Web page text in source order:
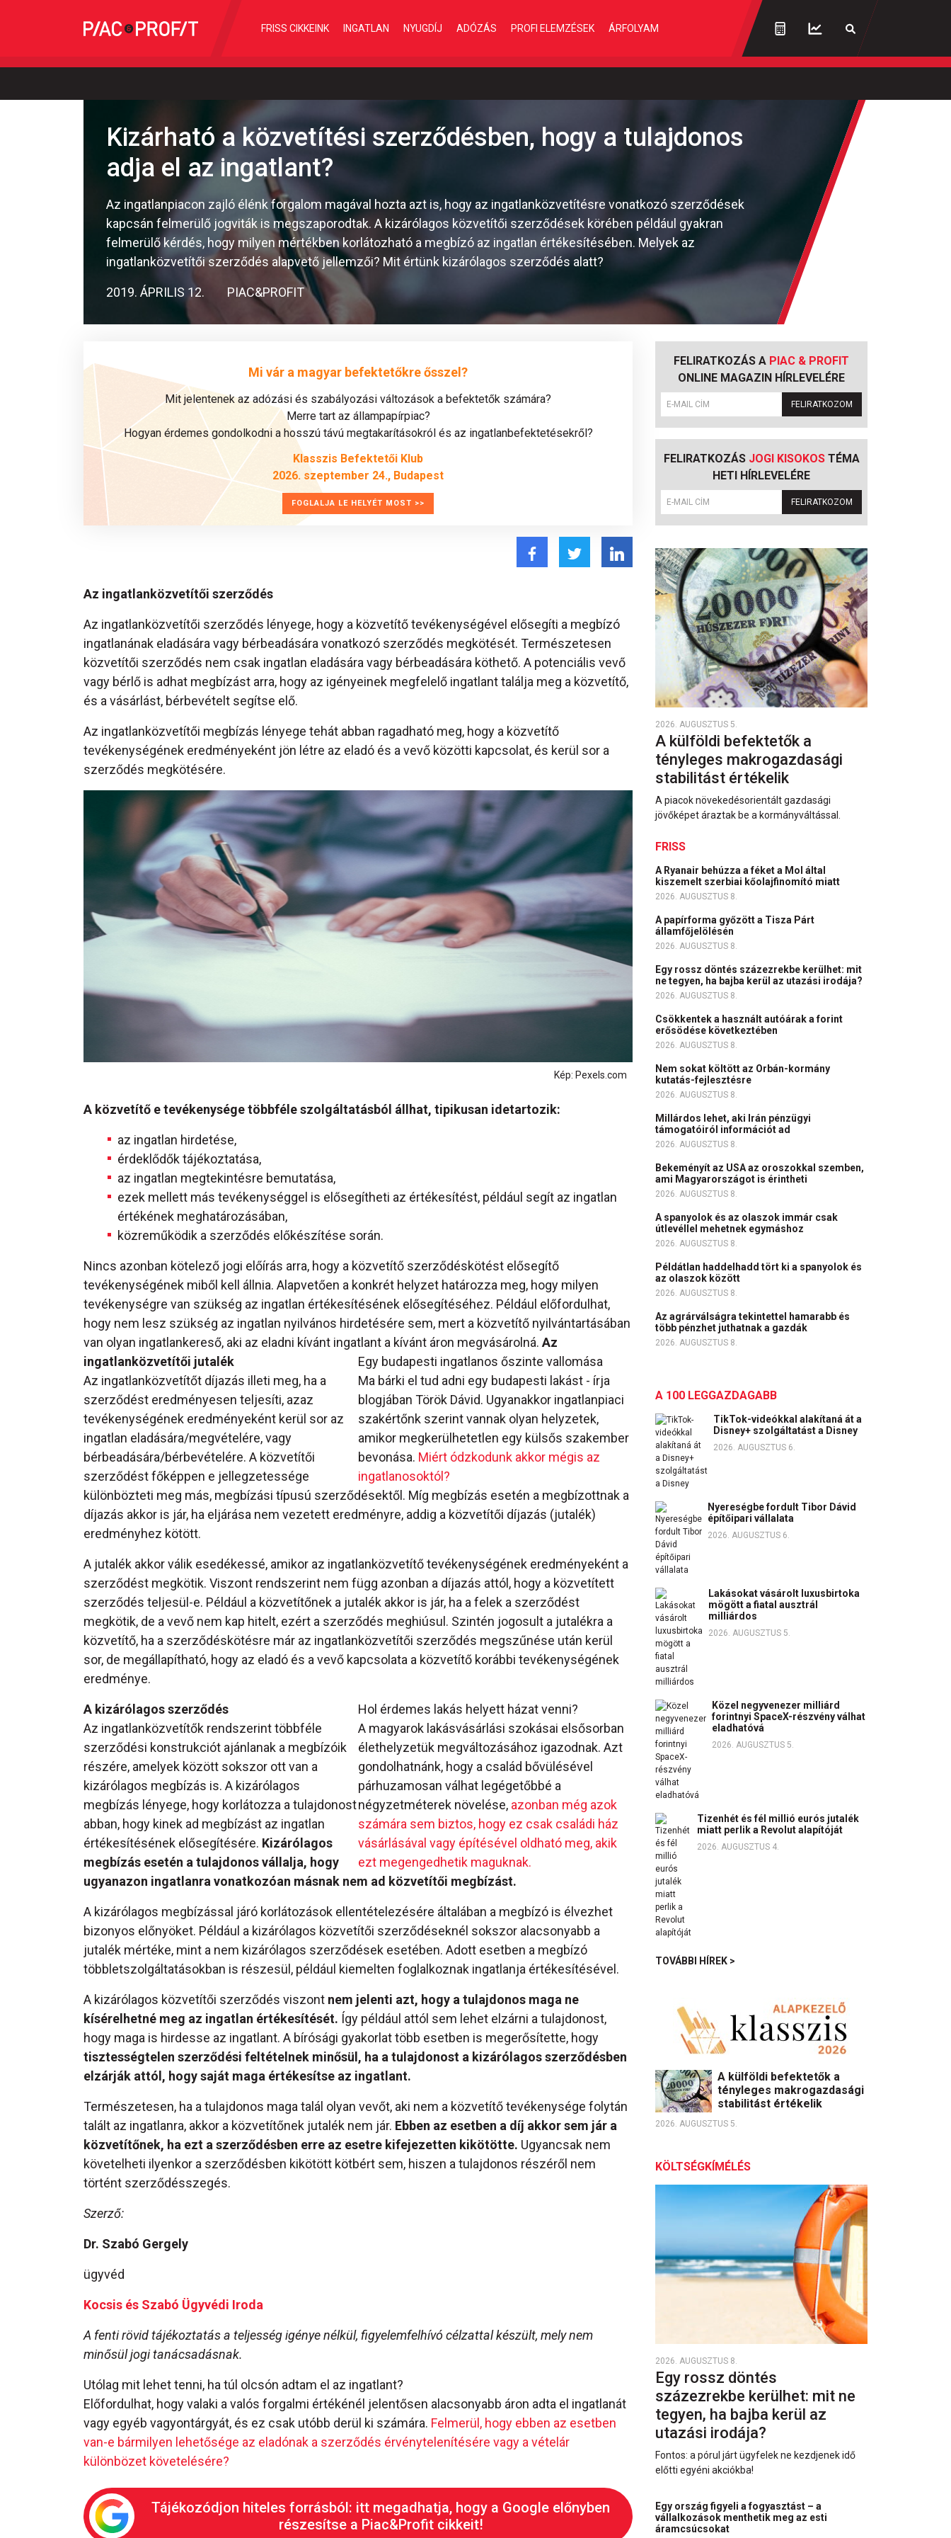
FRISS CIKKEINK INGATLAN NYUGDÍJ ADÓZÁS PROFI ELEMZÉSEK ÁRFOLYAM
Kizárható a közvetítési szerződésben, hogy a tulajdonos
adja el az ingatlant?
Az ingatlanpiacon zajló élénk forgalom magával hozta azt is, hogy az ingatlanközvetítésre vonatkozó szerződések
kapcsán felmerülő jogviták is megszaporodtak. A kizárólagos közvetítői szerződések körében például gyakran
felmerülő kérdés, hogy milyen mértékben korlátozható a megbízó az ingatlan értékesítésében. Melyek az
ingatlanközvetítői szerződés alapvető jellemzői? Mit értünk kizárólagos szerződés alatt?
2019. ÁPRILIS 12. PIAC&PROFIT
Mi vár a magyar befektetőkre ősszel?
Mit jelentenek az adózási és szabályozási változások a befektetők számára?
Merre tart az állampapírpiac?
Hogyan érdemes gondolkodni a hosszú távú megtakarításokról és az ingatlanbefektetésekről?
Klasszis Befektetői Klub
2026. szeptember 24., Budapest
FOGLALJA LE HELYÉT MOST >>
Az ingatlanközvetítői szerződés
Az ingatlanközvetítői szerződés lényege, hogy a közvetítő tevékenységével elősegíti a megbízó
ingatlanának eladására vagy bérbeadására vonatkozó szerződés megkötését. Természetesen
közvetítői szerződés nem csak ingatlan eladására vagy bérbeadására köthető. A potenciális vevő
vagy bérlő is adhat megbízást arra, hogy az igényeinek megfelelő ingatlant találja meg a közvetítő,
és a vásárlást, bérbevételt segítse elő.
Az ingatlanközvetítői megbízás lényege tehát abban ragadható meg, hogy a közvetítő
tevékenységének eredményeként jön létre az eladó és a vevő közötti kapcsolat, és kerül sor a
szerződés megkötésére.
Kép: Pexels.com
A közvetítő e tevékenysége többféle szolgáltatásból állhat, tipikusan idetartozik:
az ingatlan hirdetése,
érdeklődők tájékoztatása,
az ingatlan megtekintésre bemutatása,
ezek mellett más tevékenységgel is elősegítheti az értékesítést, például segít az ingatlan
értékének meghatározásában,
közreműködik a szerződés előkészítése során.
Nincs azonban kötelező jogi előírás arra, hogy a közvetítő szerződéskötést elősegítő
tevékenységének miből kell állnia. Alapvetően a konkrét helyzet határozza meg, hogy milyen
tevékenységre van szükség az ingatlan értékesítésének elősegítéséhez. Például előfordulhat,
hogy nem lesz szükség az ingatlan nyilvános hirdetésére sem, mert a közvetítő nyilvántartásában
van olyan ingatlankereső, aki az eladni kívánt ingatlant a kívánt áron megvásárolná.
Egy budapesti ingatlanos őszinte vallomása
Ma bárki el tud adni egy budapesti lakást - írja
blogjában Török Dávid. Ugyanakkor ingatlanpiaci
szakértőnk szerint vannak olyan helyzetek,
amikor megkerülhetetlen egy külsős szakember
bevonása. Miért ódzkodunk akkor mégis az
ingatlanosoktól?
Az
ingatlanközvetítői jutalék
Az ingatlanközvetítőt díjazás illeti meg, ha a
szerződést eredményesen teljesíti, azaz
tevékenységének eredményeként kerül sor az
ingatlan eladására/megvételére, vagy
bérbeadására/bérbevételére. A közvetítői
szerződést főképpen e jellegzetessége
különbözteti meg más, megbízási típusú szerződésektől. Míg megbízás esetén a megbízottnak a
díjazás akkor is jár, ha eljárása nem vezetett eredményre, addig a közvetítői díjazás (jutalék)
eredményhez kötött.
A jutalék akkor válik esedékessé, amikor az ingatlanközvetítő tevékenységének eredményeként a
szerződést megkötik. Viszont rendszerint nem függ azonban a díjazás attól, hogy a közvetített
szerződés teljesül-e. Például a közvetítőnek a jutalék akkor is jár, ha a felek a szerződést
megkötik, de a vevő nem kap hitelt, ezért a szerződés meghiúsul. Szintén jogosult a jutalékra a
közvetítő, ha a szerződéskötésre már az ingatlanközvetítői szerződés megszűnése után kerül
sor, de megállapítható, hogy az eladó és a vevő kapcsolata a közvetítő korábbi tevékenységének
eredménye.
Hol érdemes lakás helyett házat venni?
A magyarok lakásvásárlási szokásai elsősorban
élethelyzetük megváltozásához igazodnak. Azt
gondolhatnánk, hogy a család bővülésével
párhuzamosan válhat legégetőbbé a
négyzetméterek növelése, azonban még azok
számára sem biztos, hogy ez csak családi ház
vásárlásával vagy építésével oldható meg, akik
ezt megengedhetik maguknak.
A kizárólagos szerződés
Az ingatlanközvetítők rendszerint többféle
szerződési konstrukciót ajánlanak a megbízóik
részére, amelyek között sokszor ott van a
kizárólagos megbízás is. A kizárólagos
megbízás lényege, hogy korlátozza a tulajdonost
abban, hogy kinek ad megbízást az ingatlan
értékesítésének elősegítésére. Kizárólagos
megbízás esetén a tulajdonos vállalja, hogy
ugyanazon ingatlanra vonatkozóan másnak nem ad közvetítői megbízást.
A kizárólagos megbízással járó korlátozások ellentételezésére általában a megbízó is élvezhet
bizonyos előnyöket. Például a kizárólagos közvetítői szerződéseknél sokszor alacsonyabb a
jutalék mértéke, mint a nem kizárólagos szerződések esetében. Adott esetben a megbízó
többletszolgáltatásokban is részesül, például kiemelten foglalkoznak ingatlanja értékesítésével.
A kizárólagos közvetítői szerződés viszont nem jelenti azt, hogy a tulajdonos maga ne
kísérelhetné meg az ingatlan értékesítését. Így például attól sem lehet elzárni a tulajdonost,
hogy maga is hirdesse az ingatlant. A bírósági gyakorlat több esetben is megerősítette, hogy
tisztességtelen szerződési feltételnek minősül, ha a tulajdonost a kizárólagos szerződésben
elzárják attól, hogy saját maga értékesítse az ingatlant.
Természetesen, ha a tulajdonos maga talál olyan vevőt, aki nem a közvetítő tevékenysége folytán
talált az ingatlanra, akkor a közvetítőnek jutalék nem jár. Ebben az esetben a díj akkor sem jár a
közvetítőnek, ha ezt a szerződésben erre az esetre kifejezetten kikötötte. Ugyancsak nem
követelheti ilyenkor a szerződésben kikötött kötbért sem, hiszen a tulajdonos részéről nem
történt szerződésszegés.
Szerző:
Dr. Szabó Gergely
ügyvéd
Kocsis és Szabó Ügyvédi Iroda
A fenti rövid tájékoztatás a teljesség igénye nélkül, figyelemfelhívó célzattal készült, mely nem
minősül jogi tanácsadásnak.
Utólag mit lehet tenni, ha túl olcsón adtam el az ingatlant?
Előfordulhat, hogy valaki a valós forgalmi értékénél jelentősen alacsonyabb áron adta el ingatlanát
vagy egyéb vagyontárgyát, és ez csak utóbb derül ki számára. Felmerül, hogy ebben az esetben
van-e bármilyen lehetősége az eladónak a szerződés érvénytelenítésére vagy a vételár
különbözet követelésére?
Tájékozódjon hiteles forrásból: itt megadhatja, hogy a Google előnyben
részesítse a Piac&Profit cikkeit!
FELIRATKOZÁS A PIAC & PROFIT
ONLINE MAGAZIN HÍRLEVELÉRE
FELIRATKOZOM
FELIRATKOZÁS JOGI KISOKOSTÉMA
HETI HÍRLEVELÉRE
FELIRATKOZOM
2026. AUGUSZTUS 5.
A külföldi befektetők a
tényleges makrogazdasági
stabilitást értékelik
A piacok növekedésorientált gazdasági
jövőképet áraztak be a kormányváltással.
FRISS
A Ryanair behúzza a féket a Mol által
kiszemelt szerbiai kőolajfinomító miatt
2026. AUGUSZTUS 8.
A papírforma győzött a Tisza Párt
államfőjelölésén
2026. AUGUSZTUS 8.
Egy rossz döntés százezrekbe kerülhet: mit
ne tegyen, ha bajba kerül az utazási irodája?
2026. AUGUSZTUS 8.
Csökkentek a használt autóárak a forint
erősödése következtében
2026. AUGUSZTUS 8.
Nem sokat költött az Orbán-kormány
kutatás-fejlesztésre
2026. AUGUSZTUS 8.
Millárdos lehet, aki Irán pénzügyi
támogatóiról információt ad
2026. AUGUSZTUS 8.
Bekeményít az USA az oroszokkal szemben,
ami Magyarországot is érintheti
2026. AUGUSZTUS 8.
A spanyolok és az olaszok immár csak
útlevéllel mehetnek egymáshoz
2026. AUGUSZTUS 8.
Példátlan haddelhadd tört ki a spanyolok és
az olaszok között
2026. AUGUSZTUS 8.
Az agrárválságra tekintettel hamarabb és
több pénzhet juthatnak a gazdák
2026. AUGUSZTUS 8.
A 100 LEGGAZDAGABB
TikTok-videókkal alakítaná át a
Disney+ szolgáltatást a Disney
2026. AUGUSZTUS 6.
Nyereségbe fordult Tibor Dávid
építőipari vállalata
2026. AUGUSZTUS 6.
Lakásokat vásárolt luxusbirtoka
mögött a fiatal ausztrál
milliárdos
2026. AUGUSZTUS 5.
Közel negyvenezer milliárd
forintnyi SpaceX-részvény válhat
eladhatóvá
2026. AUGUSZTUS 5.
Tizenhét és fél millió eurós jutalék
miatt perlik a Revolut alapítóját
2026. AUGUSZTUS 4.
TOVÁBBI HÍREK >
A külföldi befektetők a
tényleges makrogazdasági
stabilitást értékelik
2026. AUGUSZTUS 5.
KÖLTSÉGKÍMÉLÉS
2026. AUGUSZTUS 8.
Egy rossz döntés
százezrekbe kerülhet: mit ne
tegyen, ha bajba kerül az
utazási irodája?
Fontos: a pórul járt ügyfelek ne kezdjenek idő
előtti egyéni akciókba!
Egy ország figyeli a fogyasztást – a
vállalkozások menthetik meg az esti
áramcsúcsokat